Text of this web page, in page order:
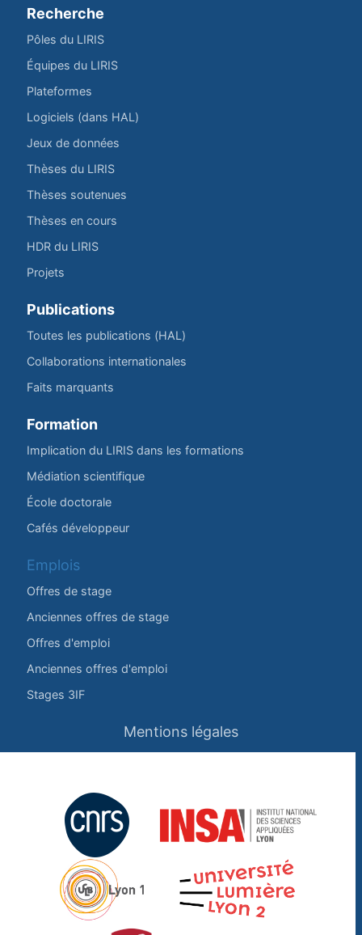
Recherche
Pôles du LIRIS
Équipes du LIRIS
Plateformes
Logiciels (dans HAL)
Jeux de données
Thèses du LIRIS
Thèses soutenues
Thèses en cours
HDR du LIRIS
Projets
Publications
Toutes les publications (HAL)
Collaborations internationales
Faits marquants
Formation
Implication du LIRIS dans les formations
Médiation scientifique
École doctorale
Cafés développeur
Emplois
Offres de stage
Anciennes offres de stage
Offres d'emploi
Anciennes offres d'emploi
Stages 3IF
Mentions légales